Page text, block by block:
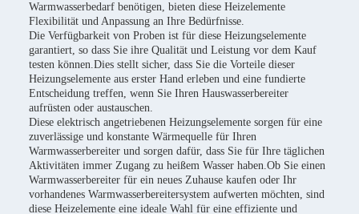
Warmwasserbedarf benötigen, bieten diese Heizelemente
Flexibilität und Anpassung an Ihre Bedürfnisse.
Die Verfügbarkeit von Proben ist für diese Heizungselemente
garantiert, so dass Sie ihre Qualität und Leistung vor dem Kauf
testen können.Dies stellt sicher, dass Sie die Vorteile dieser
Heizungselemente aus erster Hand erleben und eine fundierte
Entscheidung treffen, wenn Sie Ihren Hauswasserbereiter
aufrüsten oder austauschen.
Diese elektrisch angetriebenen Heizungselemente sorgen für eine
zuverlässige und konstante Wärmequelle für Ihren
Warmwasserbereiter und sorgen dafür, dass Sie für Ihre täglichen
Aktivitäten immer Zugang zu heißem Wasser haben.Ob Sie einen
Warmwasserbereiter für ein neues Zuhause kaufen oder Ihr
vorhandenes Warmwasserbereitersystem aufwerten möchten, sind
diese Heizelemente eine ideale Wahl für eine effiziente und